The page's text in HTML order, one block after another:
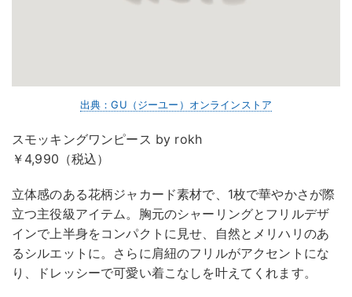
出典：GU（ジーユー）オンラインストア
スモッキングワンピース by rokh
￥4,990（税込）
立体感のある花柄ジャカード素材で、1枚で華やかさが際
立つ主役級アイテム。胸元のシャーリングとフリルデザ
インで上半身をコンパクトに見せ、自然とメリハリのあ
るシルエットに。さらに肩紐のフリルがアクセントにな
り、ドレッシーで可愛い着こなしを叶えてくれます。